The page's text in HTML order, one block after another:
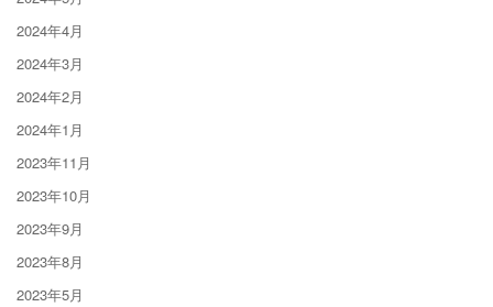
2024年4月
2024年3月
2024年2月
2024年1月
2023年11月
2023年10月
2023年9月
2023年8月
2023年5月